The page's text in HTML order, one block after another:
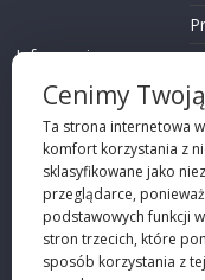
Informacje o
Przechodząc dalej,
akceptujeszpolity
kę prywatności
Cenimy
Ta strona internetowa
komfort korzystania z
sklasyfikowane jako
przeglądarce,
podstawowych funkcji
stron trzecich, które
sposób korzystania z